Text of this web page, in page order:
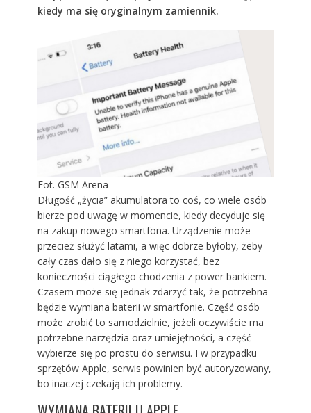
kiedy ma się oryginalnym zamiennik.
Fot. GSM Arena
Długość „życia” akumulatora to coś, co wiele osób
bierze pod uwagę w momencie, kiedy decyduje się
na zakup nowego smartfona. Urządzenie może
przecież służyć latami, a więc dobrze byłoby, żeby
cały czas dało się z niego korzystać, bez
konieczności ciągłego chodzenia z power bankiem.
Czasem może się jednak zdarzyć tak, że potrzebna
będzie wymiana baterii w smartfonie. Część osób
może zrobić to samodzielnie, jeżeli oczywiście ma
potrzebne narzędzia oraz umiejętności, a część
wybierze się po prostu do serwisu. I w przypadku
sprzętów Apple, serwis powinien być autoryzowany,
bo inaczej czekają ich problemy.